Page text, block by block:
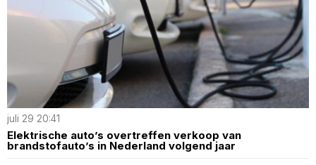
juli 29 20:41
Elektrische auto’s overtreffen verkoop van
brandstofauto’s in Nederland volgend jaar